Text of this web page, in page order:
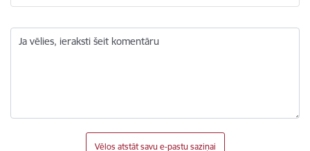
Ja vēlies, ieraksti šeit komentāru
Vēlos atstāt savu e-pastu saziņai